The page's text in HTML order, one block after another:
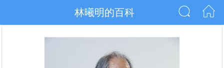
林曦明的百科